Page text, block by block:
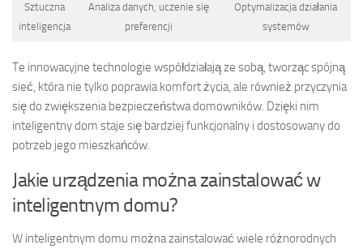
Sztuczna
inteligencja
Analiza danych, uczenie się
preferencji
Optymalizacja działania
systemów
Te innowacyjne technologie współdziałają ze sobą, tworząc spójną
sieć, która nie tylko poprawia komfort życia, ale również przyczynia
się do zwiększenia bezpieczeństwa domowników. Dzięki nim
inteligentny dom staje się bardziej funkcjonalny i dostosowany do
potrzeb jego mieszkańców.
Jakie urządzenia można zainstalować w
inteligentnym domu?
W inteligentnym domu można zainstalować wiele różnorodnych